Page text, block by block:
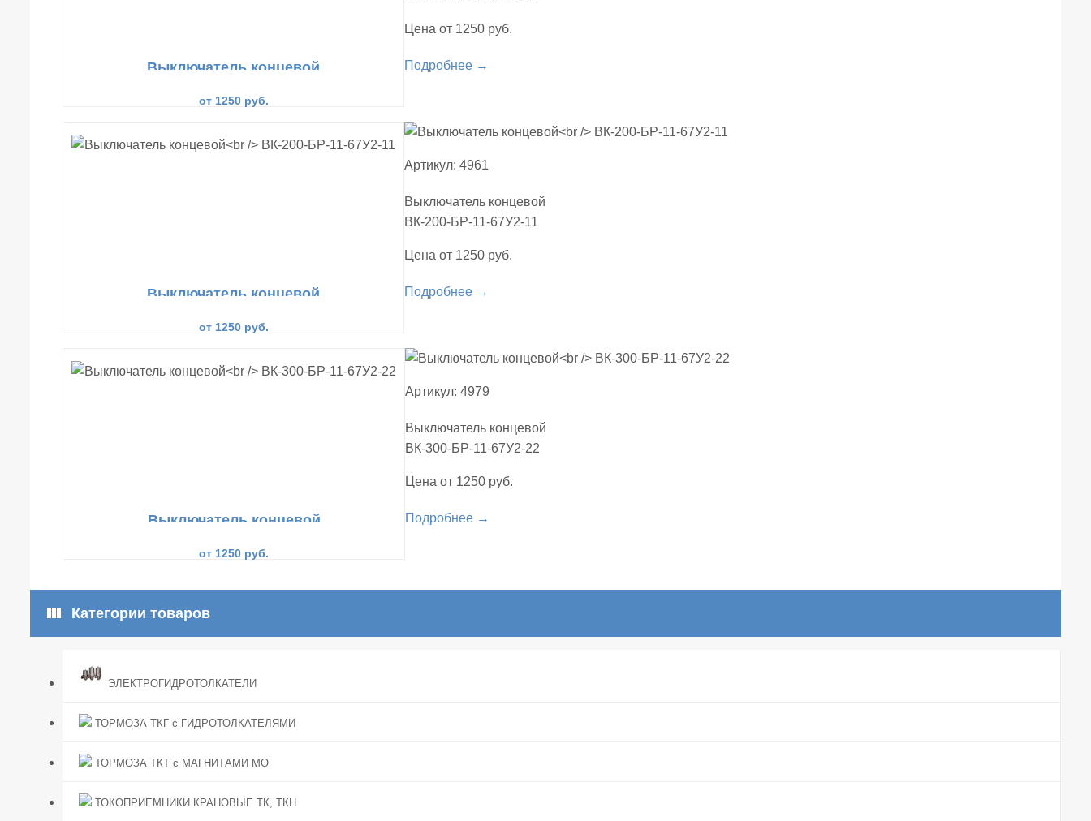
Выключатель концевой
от 1250 руб.
Цена от 1250 руб.
Подробнее →
Выключатель концевой
от 1250 руб.
Артикул: 4961
Выключатель концевой
ВК-200-БР-11-67У2-11
Цена от 1250 руб.
Подробнее →
Выключатель концевой
от 1250 руб.
Артикул: 4979
Выключатель концевой
ВК-300-БР-11-67У2-22
Цена от 1250 руб.
Подробнее →
view_module Категории товаров
ЭЛЕКТРОГИДРОТОЛКАТЕЛИ
ТОРМОЗА ТКГ с ГИДРОТОЛКАТЕЛЯМИ
ТОРМОЗА ТКТ с МАГНИТАМИ МО
ТОКОПРИЕМНИКИ КРАНОВЫЕ ТК, ТКН